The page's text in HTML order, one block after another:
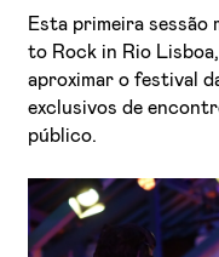
Esta primeira sessão
to Rock in Rio
aproximar o festival
exclusivos de
público.